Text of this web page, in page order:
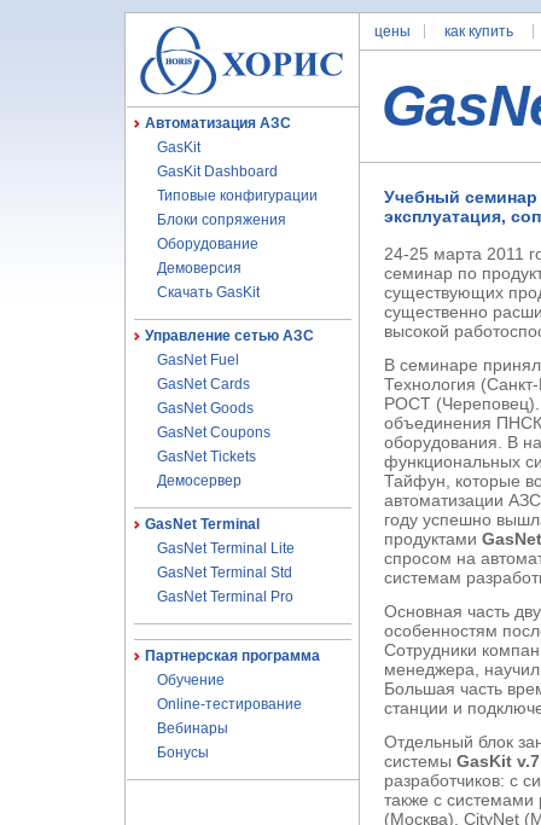
Автоматизация АЗС
GasKit
GasKit Dashboard
Типовые конфигурации
Блоки сопряжения
Оборудование
Демоверсия
Скачать GasKit
Управление сетью АЗС
GasNet Fuel
GasNet Cards
GasNet Goods
GasNet Coupons
GasNet Tickets
Демосервер
GasNet Terminal
GasNet Terminal Lite
GasNet Terminal Std
GasNet Terminal Pro
Партнерская программа
Обучение
Online-тестирование
Вебинары
Бонусы
цены как купить
Учебный семинар
эксплуатация,
24-25 марта 2011
семинар по
существующих
существенно
высокой
В семинаре
Технология
РОСТ (Череповец).
объединения
оборудования. В
функциональных
Тайфун, которые
автоматизации
году успешно
продуктами GasNet
спросом на
системам
Основная часть
особенностям
Сотрудники
менеджера,
Большая часть
станции и
Отдельный блок
системы GasKit
разработчиков: с
также с системами
(Москва), CityNet